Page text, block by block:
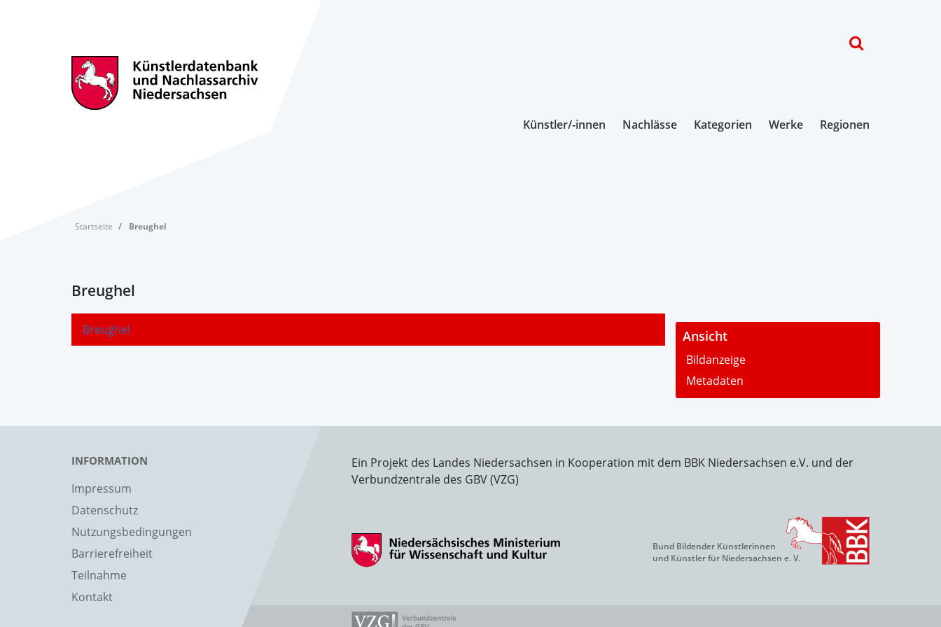
Künstler/-innen Nachlässe Kategorien Werke Regionen
Startseite Breughel
Breughel
Breughel - Ansicht
Bildanzeige
Metadaten
INFORMATION
Impressum
Datenschutz
Nutzungsbedingungen
Barrierefreiheit
Teilnahme
Kontakt
Ein Projekt des Landes Niedersachsen in Kooperation mit dem BBK Niedersachsen e.V. und der
Verbundzentrale des GBV (VZG)
Bund Bildender Künstlerinnen
und Künstler für Niedersachsen e. V.